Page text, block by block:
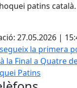
patins català.
27.05.2026 |
la primera